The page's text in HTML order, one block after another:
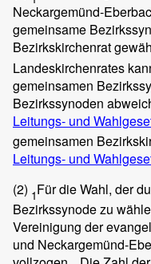
Neckargemünd-
gemeinsame
Bezirkskirchenrat
Landeskirchenrates
gemeinsamen
Bezirkssynoden
Leitungs- und
gemeinsamen
Leitungs- und
(2) 1Für die Wahl, der
Bezirkssynode zu
Vereinigung der
und Neckargemünd-